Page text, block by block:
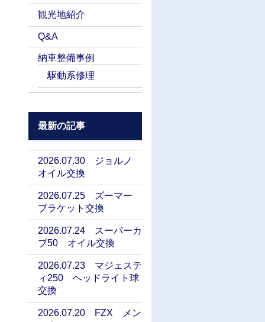
観光地紹介
Q&A
納車整備事例
駆動系修理
最新の記事
2026.07.30 ジョルノ
オイル交換
2026.07.25 ズーマー
ブラケット交換
2026.07.24 スーパーカ
ブ50 オイル交換
2026.07.23 マジェステ
ィ250 ヘッドライト球
交換
2026.07.20 FZX メン